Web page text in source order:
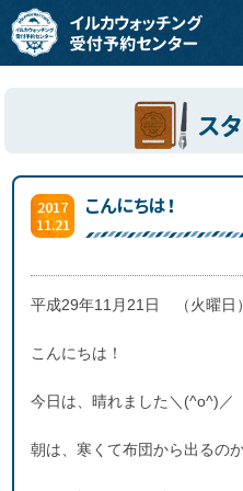
ス
2017
11.21
こんにちは！
平成29年11月21日 （火曜
こんにちは！
今日は、晴れました＼(^o^)／
朝は、寒くて布団から出るの